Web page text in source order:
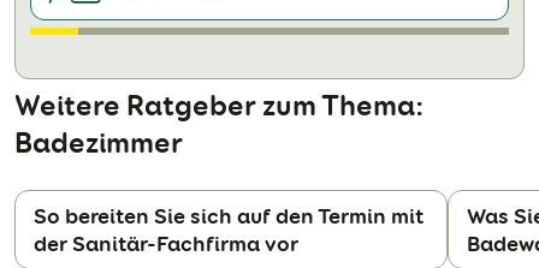
Weitere Ratgeber zum Thema:
Badezimmer
So bereiten Sie sich auf den Termin mit
der Sanitär-Fachfirma vor
Was